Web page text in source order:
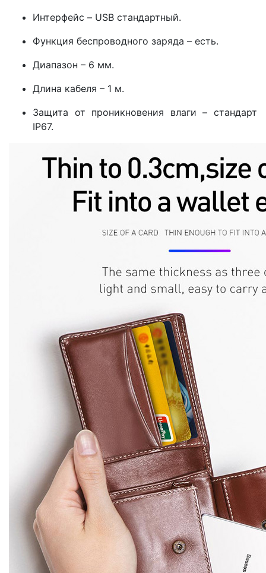
Интерфейс – USB стандартный.
Функция беспроводного заряда – есть.
Диапазон – 6 мм.
Длина кабеля – 1 м.
Защита от проникновения влаги – стандарт
IP67.